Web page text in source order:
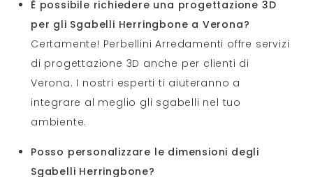
È possibile richiedere una progettazione 3D
per gli Sgabelli Herringbone a Verona?
Certamente! Perbellini Arredamenti offre servizi
di progettazione 3D anche per clienti di
Verona. I nostri esperti ti aiuteranno a
integrare al meglio gli sgabelli nel tuo
ambiente.
Posso personalizzare le dimensioni degli
Sgabelli Herringbone?